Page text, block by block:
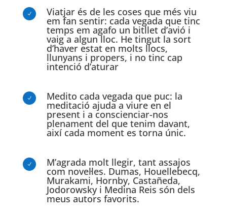
N Viatjar és de les coses que més viu
em fan sentir: cada vegada que tinc
temps em agafo un bitllet d’avió i
vaig a algun lloc. He tingut la sort
d’haver estat en molts llocs,
llunyans i propers, i no tinc cap
intenció d’aturar
N Medito cada vegada que puc: la
meditació ajuda a viure en el
present i a conscienciar-nos
plenament del que tenim davant,
així cada moment es torna únic.
N M’agrada molt llegir, tant assajos
com novel·les. Dumas, Houellebecq,
Murakami, Hornby, Castañeda,
Jodorowsky i Medina Reis són dels
meus autors favorits.